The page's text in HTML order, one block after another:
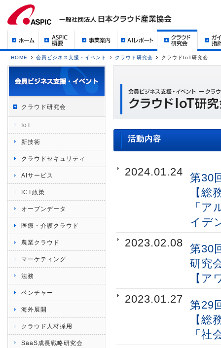
HOME 会員ビジネス支援・イベント クラウド研究会 クラウドIoT研究会
クラウド研究会
IoT
新技術
クラウドセキュリティ
AIサービス
ICT政策
オープンデータ
医療・介護クラウド
農業クラウド
マーケティング
法務
ベンチャー
海外展開
クラウド人材採用
SaaS成長戦略研究会
活動内容
2024.01.24 第30
【総
「
イデ
2023.02.08 第30
研究
【
2023.01.27 第29
【総
「